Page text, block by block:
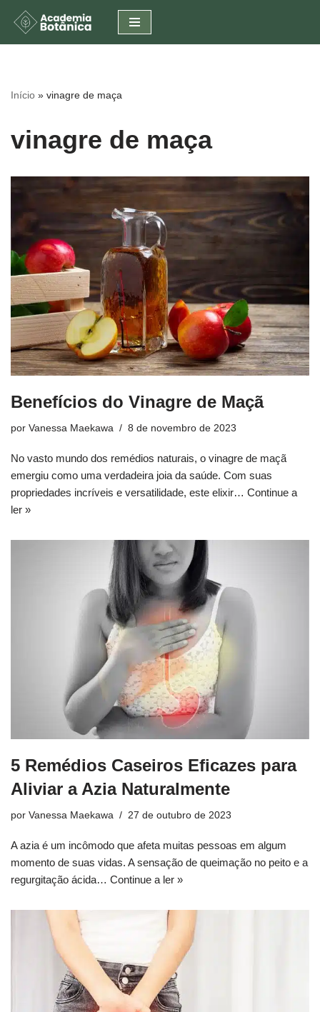
Pular
conteúdo
Início » vinagre de maça
vinagre de maça
Benefícios do Vinagre de Maçã
por Vanessa Maekawa 8 de novembro de 2023
No vasto mundo dos remédios naturais, o vinagre de maçã
emergiu como uma verdadeira joia da saúde. Com suas
propriedades incríveis e versatilidade, este elixir… Continue a
ler »
5 Remédios Caseiros Eficazes para
Aliviar a Azia Naturalmente
por Vanessa Maekawa 27 de outubro de 2023
A azia é um incômodo que afeta muitas pessoas em algum
momento de suas vidas. A sensação de queimação no peito e a
regurgitação ácida… Continue a ler »